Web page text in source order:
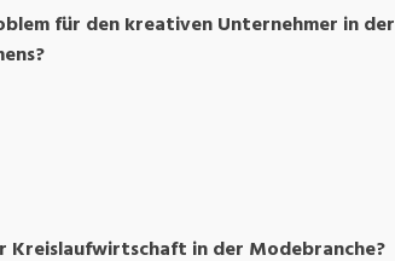
für den kreativen Unternehmer in der
Kreislaufwirtschaft in der Modebranche?